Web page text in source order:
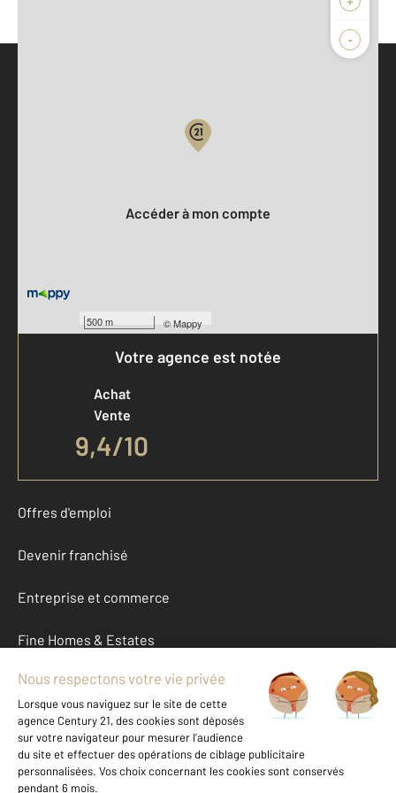
-
500 m ©Mappy
Accéder à mon compte
Votre agence est notée
Achat
Vente
9,4/10
Offres d'emploi
Devenir franchisé
Entreprise et commerce
Fine Homes & Estates
À propos
International
Nous contacter